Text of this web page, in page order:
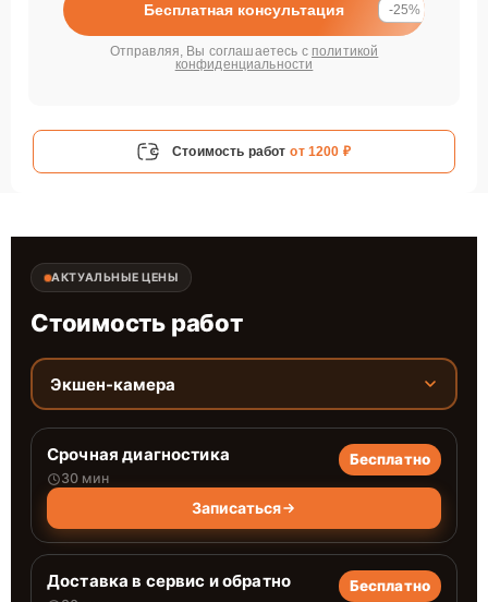
Бесплатная консультация -25%
Отправляя, Вы соглашаетесь с политикой
конфиденциальности
Стоимость работ от 1200 ₽
АКТУАЛЬНЫЕ ЦЕНЫ
Стоимость работ
Экшен-камера
Срочная диагностика
30 мин
Бесплатно
Записаться
Доставка в сервис и обратно Бесплатно